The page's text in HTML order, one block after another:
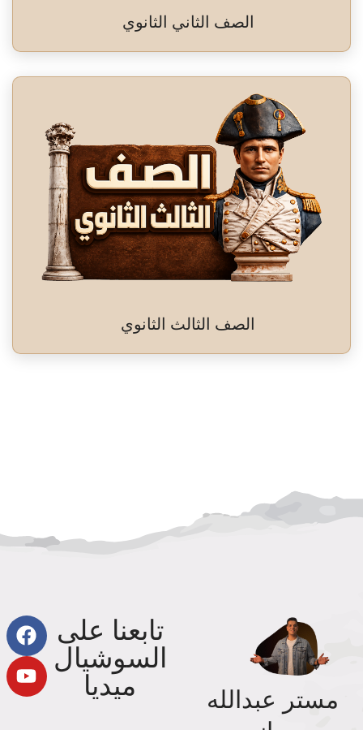
الصف الثاني الثانوي
الصف الثالث الثانوي
تابعنا على
السوشيال
ميديا
مستر عبدالله